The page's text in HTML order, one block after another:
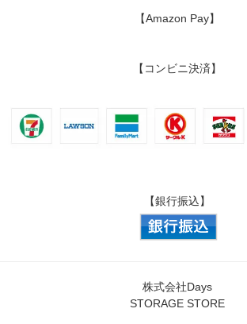
【Amazon Pay】
【コンビニ決済】
【銀行振込】
株式会社Days
STORAGE STORE